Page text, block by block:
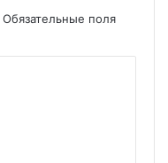
Обязательные поля